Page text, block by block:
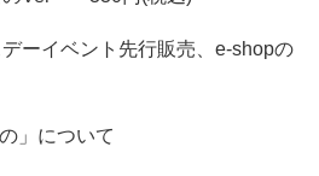
ーイベント先行販売、e-shopの
」について